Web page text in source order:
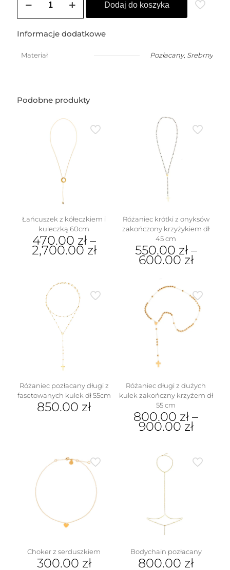
ZOZO
Choker
przywieszką
w
cm)
Dodaj do koszyka
Informacje dodatkowe
Materiał Pozłacany, Srebrny
Podobne produkty
Łańcuszek z kółeczkiem i
kuleczką 60cm
470.00 zł–
2,700.00 zł
ma
wiele
wariantów.
Opcje
można
wybrać
stronie
produktu
Różaniec krótki z onyksów
zakończony krzyżykiem dł
45 cm
550.00 zł–
600.00 zł
wariantów.
Opcje
można
Różaniec pozłacany długi z
fasetowanych kulek dł 55cm
850.00 zł
Różaniec długi z dużych
kulek zakończny krzyżem dł
55 cm
800.00 zł –
900.00 zł
ma
wiele
na
stronie
Choker z serduszkiem
300.00 zł
Bodychain pozłacany
800.00 zł